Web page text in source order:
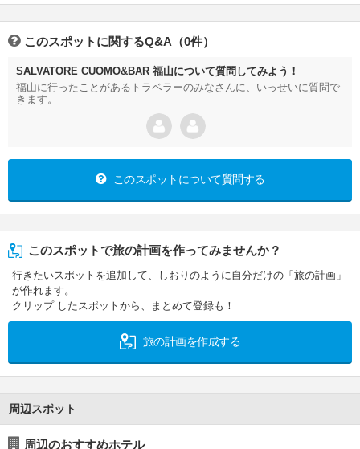
このスポットに関するQ&A（0件）
SALVATORE CUOMO&BAR 福山について質問してみよう！
福山に行ったことがあるトラベラーのみなさんに、いっせいに質問で
きます。
このスポットについて質問する
このスポットで旅の計画を作ってみませんか？
行きたいスポットを追加して、しおりのように自分だけの「旅の計画」
が作れます。
クリップ したスポットから、まとめて登録も！
旅の計画を作成する
周辺スポット
周辺のおすすめホテル